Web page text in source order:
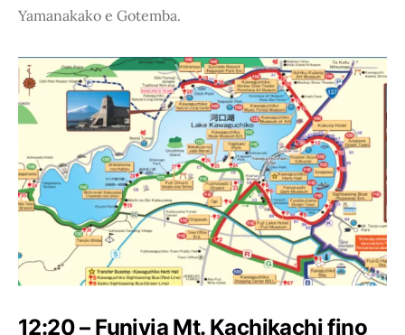
Yamanakako e Gotemba.
12:20 – Funivia Mt. Kachikachi fino